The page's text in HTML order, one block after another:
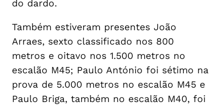
do dardo.
Também estiveram presentes João
Arraes, sexto classificado nos 800
metros e oitavo nos 1.500 metros no
escalão M45; Paulo António foi sétimo na
prova de 5.000 metros no escalão M45 e
Paulo Briga, também no escalão M40, foi